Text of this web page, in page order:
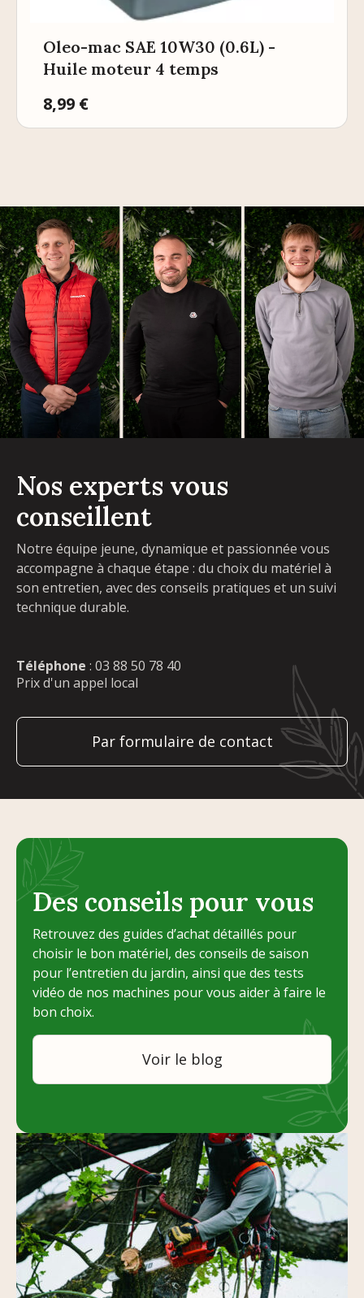
Oleo-mac SAE 10W30 (0.6L) -
Huile moteur 4 temps
Prix
8,99 €
Nos experts vous
conseillent
Notre équipe jeune, dynamique et passionnée vous
accompagne à chaque étape : du choix du matériel à
son entretien, avec des conseils pratiques et un suivi
technique durable.
Téléphone : 03 88 50 78 40
Prix d'un appel local
Par formulaire de contact
Des conseils pour vous
Retrouvez des guides d’achat détaillés pour
choisir le bon matériel, des conseils de saison
pour l’entretien du jardin, ainsi que des tests
vidéo de nos machines pour vous aider à faire le
bon choix.
Voir le blog